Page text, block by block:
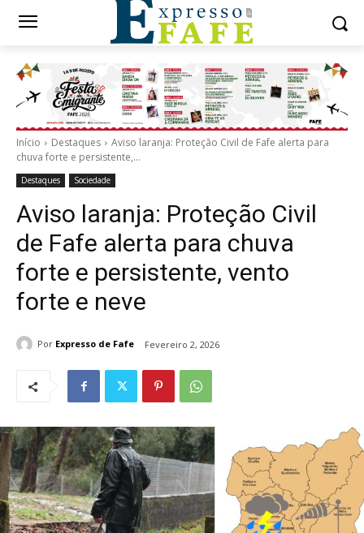
Início Destaques
Aviso laranja: Proteção Civil de Fafe alerta para
chuva forte e persistente,...
Destaques Sociedade
Aviso laranja: Proteção Civil
de Fafe alerta para chuva
forte e persistente, vento
forte e neve
Por Expresso de Fafe Fevereiro 2, 2026